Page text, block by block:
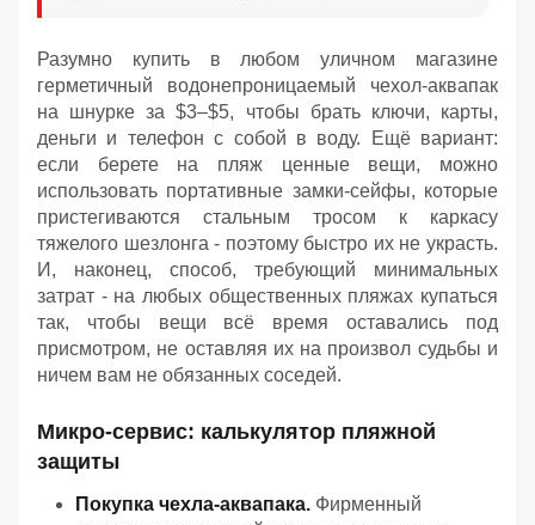
Разумно купить в любом уличном магазине
герметичный водонепроницаемый чехол-аквапак
на шнурке за $3–$5, чтобы брать ключи, карты,
деньги и телефон с собой в воду. Ещё вариант:
если берете на пляж ценные вещи, можно
использовать портативные замки-сейфы, которые
пристегиваются стальным тросом к каркасу
тяжелого шезлонга - поэтому быстро их не украсть.
И, наконец, способ, требующий минимальных
затрат - на любых общественных пляжах купаться
так, чтобы вещи всё время оставались под
присмотром, не оставляя их на произвол судьбы и
ничем вам не обязанных соседей.
Микро-сервис: калькулятор пляжной
защиты
Покупка чехла-аквапака. Фирменный